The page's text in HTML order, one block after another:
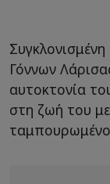
Γόννων
αυτοκτονία
στη ζωή του